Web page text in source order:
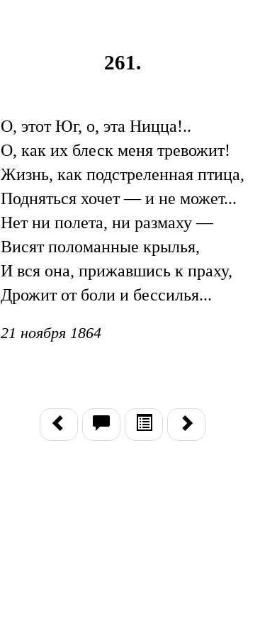
261.
О, этот Юг, о, эта Ницца!..
О, как их блеск меня тревожит!
Жизнь, как подстреленная птица,
Подняться хочет — и не может...
Нет ни полета, ни размаху —
Висят поломанные крылья,
И вся она, прижавшись к праху,
Дрожит от боли и бессилья...
21 ноября 1864